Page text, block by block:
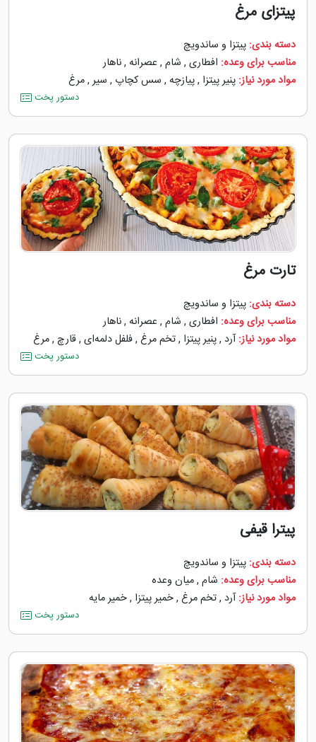
پیتزای مرغ
دسته بندی: پیتزا و ساندویچ
مناسب برای وعده: افطاری , شام , عصرانه ,ناهار
مواد مورد نیاز: پنیر پیتزا ,پیازچه , سس کچاپ , سیر,مرغ
دستور پخت
تارت مرغ
دسته بندی: پیتزا و ساندویچ
مناسب برای وعده: افطاری , شام , عصرانه ,ناهار
مواد مورد نیاز: آرد ,پنیر پیتزا ,تخم مرغ ,فلفل دلمه‌‌ای ,قارچ ,مرغ
دستور پخت
پیترا قیفی
دسته بندی: پیتزا و ساندویچ
مناسب برای وعده: شام ,میان وعده
مواد مورد نیاز: آرد ,تخم مرغ ,خمیر پیتزا ,خمیر مایه
دستور پخت